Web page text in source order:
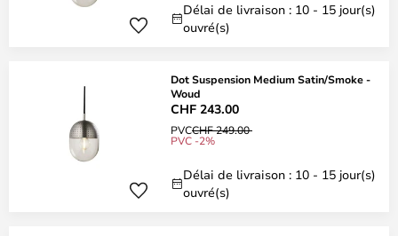
Délai de livraison : 10 - 15 jour(s)
ouvré(s)
Dot Suspension Medium Satin/Smoke -
Woud
CHF 243.00
PVCCHF 249.00
PVC -2%
Délai de livraison : 10 - 15 jour(s)
ouvré(s)